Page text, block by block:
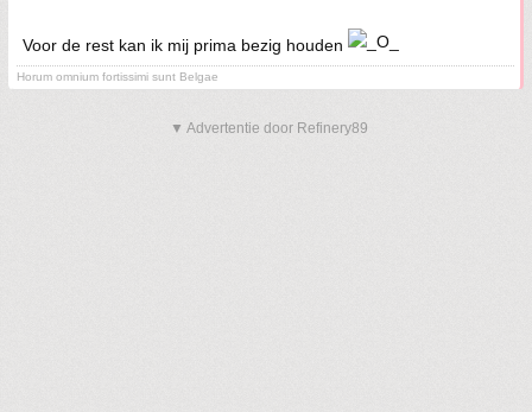
Voor de rest kan ik mij prima bezig houden
Horum omnium fortissimi sunt Belgae
▼ Advertentie door Refinery89